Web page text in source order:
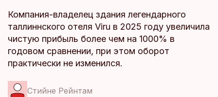
Компания-владелец здания легендарного
таллиннского отеля Viru в 2025 году увеличила
чистую прибыль более чем на 1000% в
годовом сравнении, при этом оборот
практически не изменился.
Стийне Рейнтам